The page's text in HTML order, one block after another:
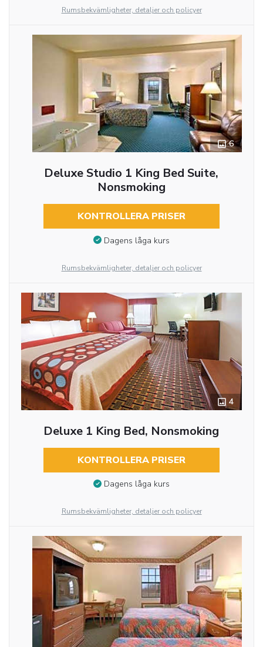
Rumsbekvämligheter, detaljer och policyer
6
Deluxe Studio 1 King Bed Suite,
Nonsmoking
KONTROLLERA PRISER
Dagens låga kurs
Rumsbekvämligheter, detaljer och policyer
4
Deluxe 1 King Bed, Nonsmoking
KONTROLLERA PRISER
Dagens låga kurs
Rumsbekvämligheter, detaljer och policyer